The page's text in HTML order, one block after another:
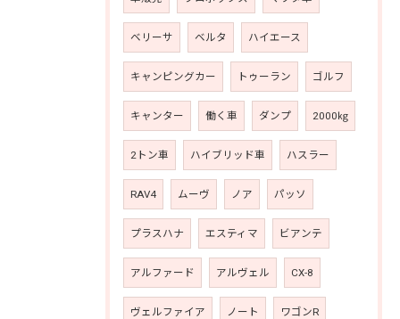
ベリーサ ベルタ ハイエース
キャンピングカー トゥーラン ゴルフ
キャンター 働く車 ダンプ 2000㎏
2トン車 ハイブリッド車 ハスラー
RAV4 ムーヴ ノア パッソ
プラスハナ エスティマ ビアンテ
アルファード アルヴェル CX-8
ヴェルファイア ノート ワゴンR